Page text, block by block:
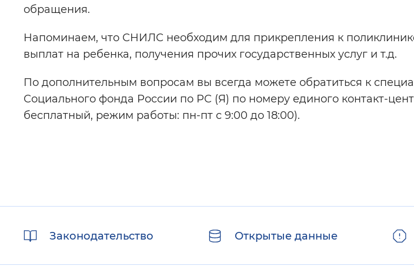
обращения.
Напоминаем, что СНИЛС необходим для прикрепления к
выплат на ребенка, получения прочих государственных услуг и т.д.
По дополнительным вопросам вы всегда можете обратиться к
Социального фонда России по РС (Я) по номеру единого контакт-
бесплатный, режим работы: пн-пт с 9:00 до 18:00).
ссылкиЗаконодательство Открытые данные